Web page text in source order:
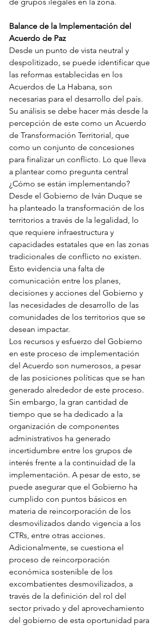
de grupos ilegales en la zona.
Balance de la Implementación del
Acuerdo de Paz
Desde un punto de vista neutral y
despolitizado, se puede identificar que
las reformas establecidas en los
Acuerdos de La Habana, son
necesarias para el desarrollo del país.
Su análisis se debe hacer más desde la
percepción de este como un Acuerdo
de Transformación Territorial, que
como un conjunto de concesiones
para finalizar un conflicto. Lo que lleva
a plantear como pregunta central
¿Cómo se están implementando?
Desde el Gobierno de Iván Duque se
ha planteado la transformación de los
territorios a través de la legalidad, lo
que requiere infraestructura y
capacidades estatales que en las zonas
tradicionales de conflicto no existen.
Esto evidencia una falta de
comunicación entre los planes,
decisiones y acciones del Gobierno y
las necesidades de desarrollo de las
comunidades de los territorios que se
desean impactar.
Los recursos y esfuerzo del Gobierno
en este proceso de implementación
del Acuerdo son numerosos, a pesar
de las posiciones políticas que se han
generado alrededor de este proceso.
Sin embargo, la gran cantidad de
tiempo que se ha dedicado a la
organización de componentes
administrativos ha generado
incertidumbre entre los grupos de
interés frente a la continuidad de la
implementación. A pesar de esto, se
puede asegurar que el Gobierno ha
cumplido con puntos básicos en
materia de reincorporación de los
desmovilizados dando vigencia a los
CTRs, entre otras acciones.
Adicionalmente, se cuestiona el
proceso de reincorporación
económica sostenible de los
excombatientes desmovilizados, a
través de la definición del rol del
sector privado y del aprovechamiento
del gobierno de esta oportunidad para